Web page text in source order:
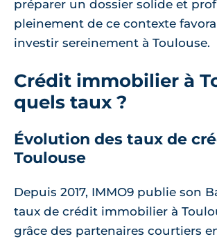
préparer un dossier solide et
pleinement de ce contexte
investir sereinement à Toulouse.
Crédit immobilier à
quels taux ?
Évolution des taux de
Toulouse
Depuis 2017, IMMO9 publie son
taux de crédit immobilier à
grâce des partenaires courtiers